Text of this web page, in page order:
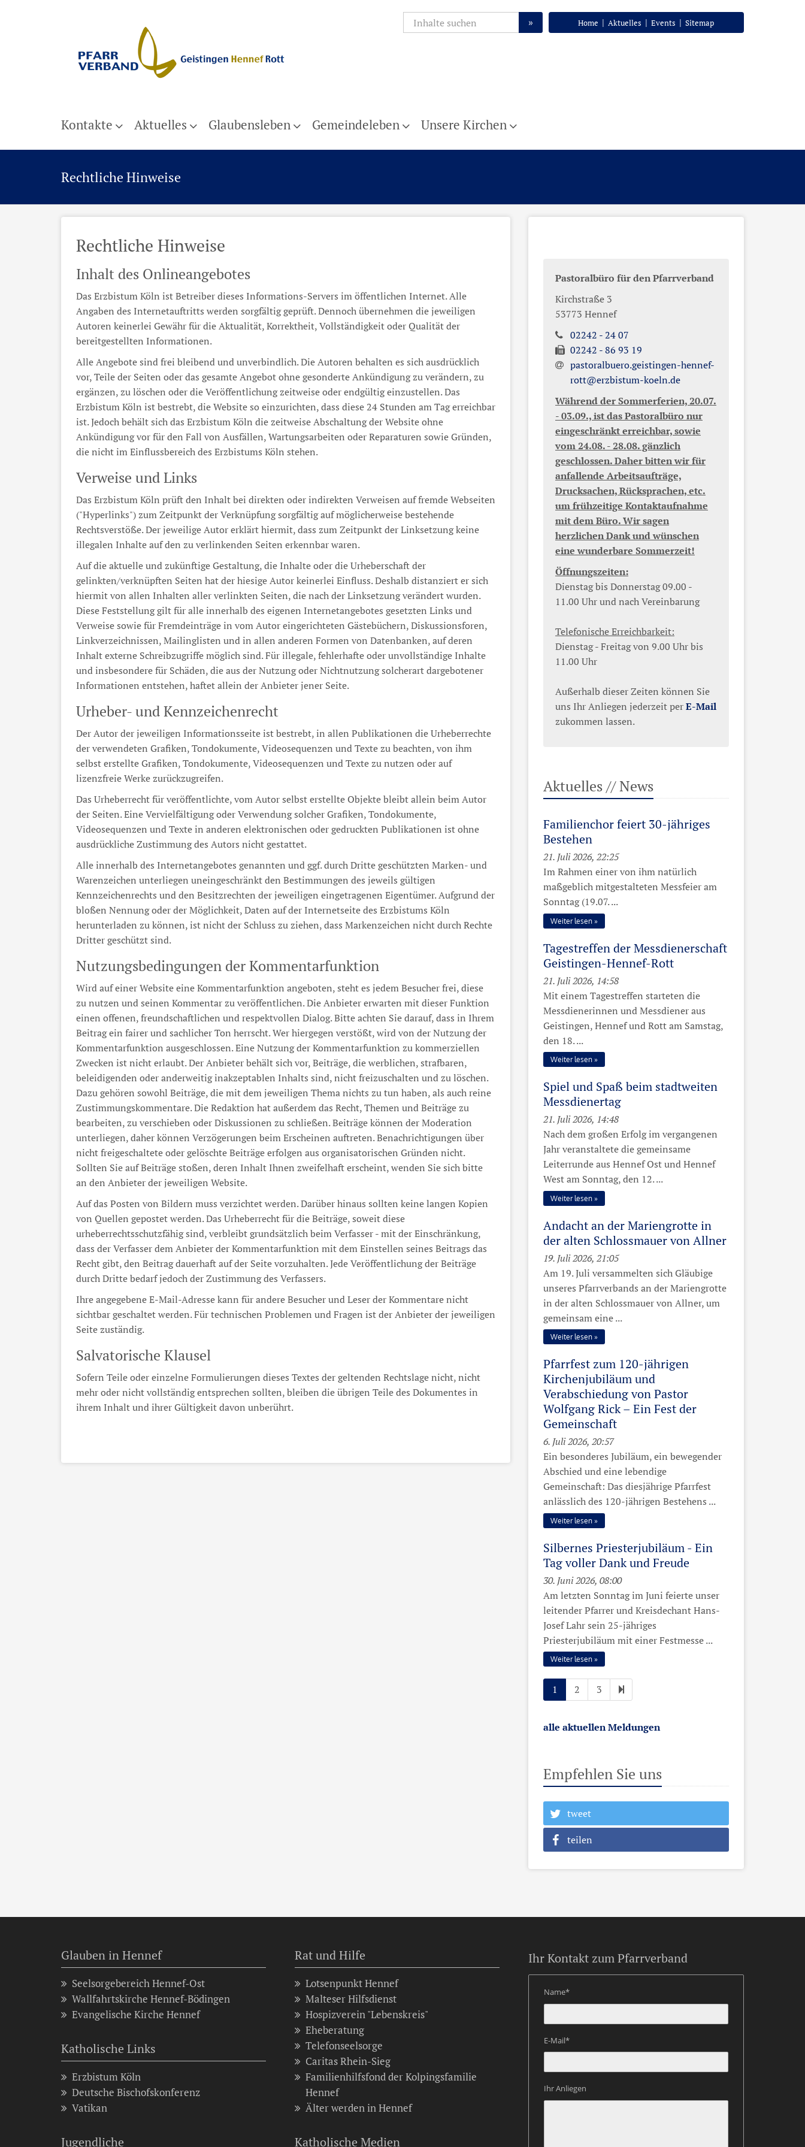
Home | Aktuelles | Events | Sitemap
»
Kontakte Aktuelles Glaubensleben Gemeindeleben Unsere Kirchen
Rechtliche Hinweise
Rechtliche Hinweise
Inhalt des Onlineangebotes
Das Erzbistum Köln ist Betreiber dieses Informations-Servers im öffentlichen Internet. Alle
Angaben des Internetauftritts werden sorgfältig geprüft. Dennoch übernehmen die jeweiligen
Autoren keinerlei Gewähr für die Aktualität, Korrektheit, Vollständigkeit oder Qualität der
bereitgestellten Informationen.
Alle Angebote sind frei bleibend und unverbindlich. Die Autoren behalten es sich ausdrücklich
vor, Teile der Seiten oder das gesamte Angebot ohne gesonderte Ankündigung zu verändern, zu
ergänzen, zu löschen oder die Veröffentlichung zeitweise oder endgültig einzustellen. Das
Erzbistum Köln ist bestrebt, die Website so einzurichten, dass diese 24 Stunden am Tag erreichbar
ist. Jedoch behält sich das Erzbistum Köln die zeitweise Abschaltung der Website ohne
Ankündigung vor für den Fall von Ausfällen, Wartungsarbeiten oder Reparaturen sowie Gründen,
die nicht im Einflussbereich des Erzbistums Köln stehen.
Verweise und Links
Das Erzbistum Köln prüft den Inhalt bei direkten oder indirekten Verweisen auf fremde Webseiten
("Hyperlinks") zum Zeitpunkt der Verknüpfung sorgfältig auf möglicherweise bestehende
Rechtsverstöße. Der jeweilige Autor erklärt hiermit, dass zum Zeitpunkt der Linksetzung keine
illegalen Inhalte auf den zu verlinkenden Seiten erkennbar waren.
Auf die aktuelle und zukünftige Gestaltung, die Inhalte oder die Urheberschaft der
gelinkten/verknüpften Seiten hat der hiesige Autor keinerlei Einfluss. Deshalb distanziert er sich
hiermit von allen Inhalten aller verlinkten Seiten, die nach der Linksetzung verändert wurden.
Diese Feststellung gilt für alle innerhalb des eigenen Internetangebotes gesetzten Links und
Verweise sowie für Fremdeinträge in vom Autor eingerichteten Gästebüchern, Diskussionsforen,
Linkverzeichnissen, Mailinglisten und in allen anderen Formen von Datenbanken, auf deren
Inhalt externe Schreibzugriffe möglich sind. Für illegale, fehlerhafte oder unvollständige Inhalte
und insbesondere für Schäden, die aus der Nutzung oder Nichtnutzung solcherart dargebotener
Informationen entstehen, haftet allein der Anbieter jener Seite.
Urheber- und Kennzeichenrecht
Der Autor der jeweiligen Informationsseite ist bestrebt, in allen Publikationen die Urheberrechte
der verwendeten Grafiken, Tondokumente, Videosequenzen und Texte zu beachten, von ihm
selbst erstellte Grafiken, Tondokumente, Videosequenzen und Texte zu nutzen oder auf
lizenzfreie Werke zurückzugreifen.
Das Urheberrecht für veröffentlichte, vom Autor selbst erstellte Objekte bleibt allein beim Autor
der Seiten. Eine Vervielfältigung oder Verwendung solcher Grafiken, Tondokumente,
Videosequenzen und Texte in anderen elektronischen oder gedruckten Publikationen ist ohne
ausdrückliche Zustimmung des Autors nicht gestattet.
Alle innerhalb des Internetangebotes genannten und ggf. durch Dritte geschützten Marken- und
Warenzeichen unterliegen uneingeschränkt den Bestimmungen des jeweils gültigen
Kennzeichenrechts und den Besitzrechten der jeweiligen eingetragenen Eigentümer. Aufgrund der
bloßen Nennung oder der Möglichkeit, Daten auf der Internetseite des Erzbistums Köln
herunterladen zu können, ist nicht der Schluss zu ziehen, dass Markenzeichen nicht durch Rechte
Dritter geschützt sind.
Nutzungsbedingungen der Kommentarfunktion
Wird auf einer Website eine Kommentarfunktion angeboten, steht es jedem Besucher frei, diese
zu nutzen und seinen Kommentar zu veröffentlichen. Die Anbieter erwarten mit dieser Funktion
einen offenen, freundschaftlichen und respektvollen Dialog. Bitte achten Sie darauf, dass in Ihrem
Beitrag ein fairer und sachlicher Ton herrscht. Wer hiergegen verstößt, wird von der Nutzung der
Kommentarfunktion ausgeschlossen. Eine Nutzung der Kommentarfunktion zu kommerziellen
Zwecken ist nicht erlaubt. Der Anbieter behält sich vor, Beiträge, die werblichen, strafbaren,
beleidigenden oder anderweitig inakzeptablen Inhalts sind, nicht freizuschalten und zu löschen.
Dazu gehören sowohl Beiträge, die mit dem jeweiligen Thema nichts zu tun haben, als auch reine
Zustimmungskommentare. Die Redaktion hat außerdem das Recht, Themen und Beiträge zu
bearbeiten, zu verschieben oder Diskussionen zu schließen. Beiträge können der Moderation
unterliegen, daher können Verzögerungen beim Erscheinen auftreten. Benachrichtigungen über
nicht freigeschaltete oder gelöschte Beiträge erfolgen aus organisatorischen Gründen nicht.
Sollten Sie auf Beiträge stoßen, deren Inhalt Ihnen zweifelhaft erscheint, wenden Sie sich bitte
an den Anbieter der jeweiligen Website.
Auf das Posten von Bildern muss verzichtet werden. Darüber hinaus sollten keine langen Kopien
von Quellen gepostet werden. Das Urheberrecht für die Beiträge, soweit diese
urheberrechtsschutzfähig sind, verbleibt grundsätzlich beim Verfasser - mit der Einschränkung,
dass der Verfasser dem Anbieter der Kommentarfunktion mit dem Einstellen seines Beitrags das
Recht gibt, den Beitrag dauerhaft auf der Seite vorzuhalten. Jede Veröffentlichung der Beiträge
durch Dritte bedarf jedoch der Zustimmung des Verfassers.
Ihre angegebene E-Mail-Adresse kann für andere Besucher und Leser der Kommentare nicht
sichtbar geschaltet werden. Für technischen Problemen und Fragen ist der Anbieter der jeweiligen
Seite zuständig.
Salvatorische Klausel
Sofern Teile oder einzelne Formulierungen dieses Textes der geltenden Rechtslage nicht, nicht
mehr oder nicht vollständig entsprechen sollten, bleiben die übrigen Teile des Dokumentes in
ihrem Inhalt und ihrer Gültigkeit davon unberührt.
Pastoralbüro für den Pfarrverband
Kirchstraße 3
53773 Hennef
02242 - 24 07
02242 - 86 93 19
pastoralbuero.geistingen-hennef-
rott@erzbistum-koeln.de
Während der Sommerferien, 20.07.
- 03.09., ist das Pastoralbüro nur
eingeschränkt erreichbar, sowie
vom 24.08. - 28.08. gänzlich
geschlossen. Daher bitten wir für
anfallende Arbeitsaufträge,
Drucksachen, Rücksprachen, etc.
um frühzeitige Kontaktaufnahme
mit dem Büro. Wir sagen
herzlichen Dank und wünschen
eine wunderbare Sommerzeit!
Öffnungszeiten:
Dienstag bis Donnerstag 09.00 -
11.00 Uhr und nach Vereinbarung
Telefonische Erreichbarkeit:
Dienstag - Freitag von 9.00 Uhr bis
11.00 Uhr
Außerhalb dieser Zeiten können Sie
uns Ihr Anliegen jederzeit perE-Mail
zukommen lassen.
Aktuelles // News
Familienchor feiert 30-jähriges
Bestehen
21. Juli 2026, 22:25
Im Rahmen einer von ihm natürlich
maßgeblich mitgestalteten Messfeier am
Sonntag (19.07. ...
Weiter lesen
Tagestreffen der Messdienerschaft
Geistingen-Hennef-Rott
21. Juli 2026, 14:58
Mit einem Tagestreffen starteten die
Messdienerinnen und Messdiener aus
Geistingen, Hennef und Rott am Samstag,
den 18. ...
Weiter lesen
Spiel und Spaß beim stadtweiten
Messdienertag
21. Juli 2026, 14:48
Nach dem großen Erfolg im vergangenen
Jahr veranstaltete die gemeinsame
Leiterrunde aus Hennef Ost und Hennef
West am Sonntag, den 12. ...
Weiter lesen
Andacht an der Mariengrotte in
der alten Schlossmauer von Allner
19. Juli 2026, 21:05
Am 19. Juli versammelten sich Gläubige
unseres Pfarrverbands an der Mariengrotte
in der alten Schlossmauer von Allner, um
gemeinsam eine ...
Weiter lesen
Pfarrfest zum 120-jährigen
Kirchenjubiläum und
Verabschiedung von Pastor
Wolfgang Rick – Ein Fest der
Gemeinschaft
6. Juli 2026, 20:57
Ein besonderes Jubiläum, ein bewegender
Abschied und eine lebendige
Gemeinschaft: Das diesjährige Pfarrfest
anlässlich des 120-jährigen Bestehens ...
Weiter lesen
Silbernes Priesterjubiläum - Ein
Tag voller Dank und Freude
30. Juni 2026, 08:00
Am letzten Sonntag im Juni feierte unser
leitender Pfarrer und Kreisdechant Hans-
Josef Lahr sein 25-jähriges
Priesterjubiläum mit einer Festmesse ...
Weiter lesen
1 2 3
alle aktuellen Meldungen
Empfehlen Sie uns
tweet
teilen
Glauben in Hennef
Seelsorgebereich Hennef-Ost
Wallfahrtskirche Hennef-Bödingen
Evangelische Kirche Hennef
Katholische Links
Erzbistum Köln
Deutsche Bischofskonferenz
Vatikan
Rat und Hilfe
Lotsenpunkt Hennef
Malteser Hilfsdienst
Hospizverein "Lebenskreis"
Eheberatung
Telefonseelsorge
Caritas Rhein-Sieg
Familienhilfsfond der Kolpingsfamilie
Hennef
Älter werden in Hennef
Jugendliche Katholische Medien
Ihr Kontakt zum Pfarrverband
Name*
E-Mail*
Ihr Anliegen